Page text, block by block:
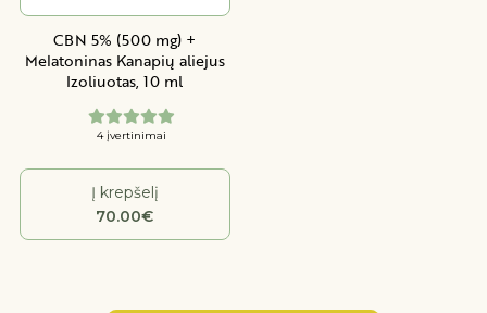
CBN 5% (500 mg) +
Melatoninas Kanapių aliejus
Izoliuotas, 10 ml
4 įvertinimai
Į krepšelį
70.00€